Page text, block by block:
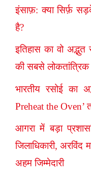
इंसाफ़: क्या सिर्फ़
है?
इतिहास का वो
की सबसे लोकतांत्रिक
भारतीय रसोई का
Preheat the Oven’
आगरा में बड़ा
जिलाधिकारी, अरविंद
अहम जिम्मेदारी